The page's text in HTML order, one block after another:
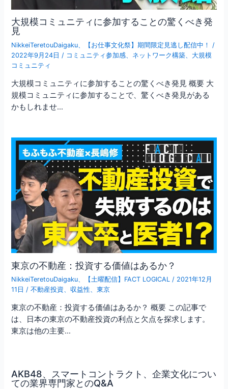
大規模コミュニティに参加することの驚くべき発
見
NikkeiTeretouDaigaku 【お仕事文化祭】期間限定見逃し配信中！
/
2022年9月24日 / コミュニティ参加感 ネットワーク構築
大規模
コミュニティ
大規模コミュニティに参加することの驚くべき発見 概要 大
規模コミュニティに参加することで、驚くべき発見がある
かもしれませ…
東京の不動産：投資する価値はあるか？
NikkeiTeretouDaigaku 【土曜配信】FACT LOGICAL / 2021年12月
11日 /不動産投資 収益性 、東京
東京の不動産：投資する価値はあるか？ 概要 この記事で
は、日本の東京の不動産投資の利点と欠点を探求します。
東京は他の主要…
AKB48、スマートコントラクト、企業文化につい
ての業界専門家とのQ&A